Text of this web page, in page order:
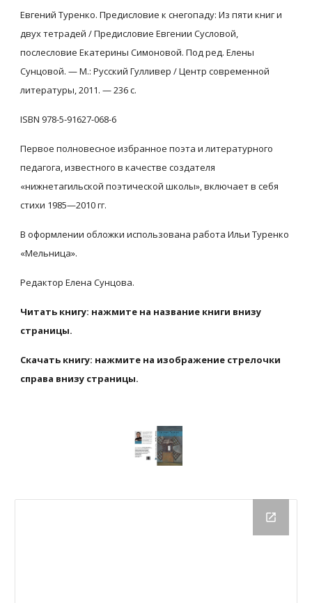
Евгений Туренко. Предисловие к снегопаду: Из пяти книг и
двух тетрадей / Предисловие Евгении Сусловой,
послесловие Екатерины Симоновой. Под ред. Елены
Сунцовой. — М.: Русский Гулливер / Центр современной
литературы, 2011. — 236 с.
ISBN 978-5-91627-068-6
Первое полновесное избранное поэта и литературного
педагога, известного в качестве создателя
«нижнетагильской поэтической школы», включает в себя
стихи 1985—2010 гг.
В оформлении обложки использована работа Ильи Туренко
«Мельница».
Редактор Елена Сунцова.
Читать книгу: нажмите на название книги внизу
страницы.
Скачать книгу: нажмите на изображение стрелочки
справа внизу страницы.